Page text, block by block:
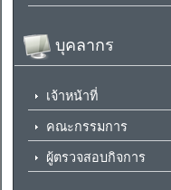
บุคลากร
เจ้าหน้าที่
คณะกรรมการ
ผู้ตรวจสอบกิจการ